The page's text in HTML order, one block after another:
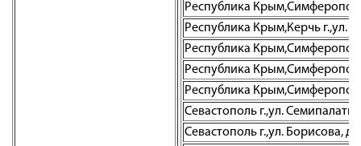
Республика Крым,Симферополь
Республика Крым,Керчь г.,ул.
Республика
Республика
Республика Крым,Симферополь
Севастополь г.,ул.
Севастополь г.,ул. Борисова, д.